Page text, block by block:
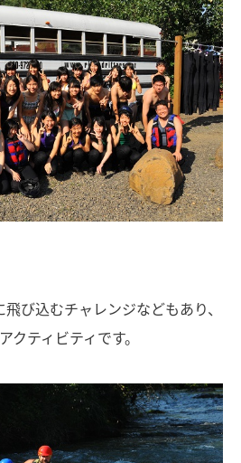
び込むチャレンジなどもあり、
ティビティです。